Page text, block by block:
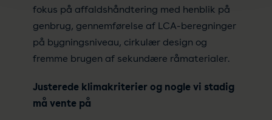
fokus på affaldshåndtering med henblik på
genbrug, gennemførelse af LCA-beregninger
på bygningsniveau, cirkulær design og
fremme brugen af sekundære råmaterialer.
Justerede klimakriterier og nogle vi stadig
må vente på